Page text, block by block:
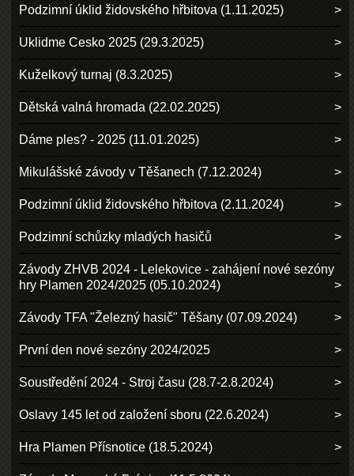
Podzimní úklid židovského hřbitova (1.11.2025)
Uklidme Cesko 2025 (29.3.2025)
Kuželkový turnaj (8.3.2025)
Dětská valná hromada (22.02.2025)
Dáme ples? - 2025 (11.01.2025)
Mikulášské závody v Těšanech (7.12.2024)
Podzimní úklid židovského hřbitova (2.11.2024)
Podzimní schůzky mladých hasičů
Závody ZHVB 2024 - Lelekovice - zahájení nové sezóny
hry Plamen 2024/2025 (05.10.2024)
Závody TFA "Železný hasič" Těšany (07.09.2024)
První den nové sezóny 2024/2025
Soustředění 2024 - Stroj času (28.7-2.8.2024)
Oslavy 145 let od založení sboru (22.6.2024)
Hra Plamen Přísnotice (18.5.2024)